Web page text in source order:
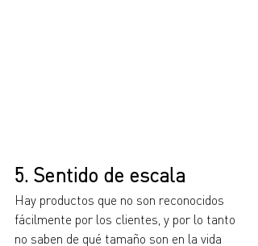
5. Sentido de escala
Hay productos que no son reconocidos
fácilmente por los clientes, y por lo tanto
no saben de qué tamaño son en la vida